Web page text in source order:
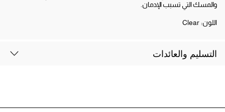
والمسك التي تسبب الإدمان.
اللون:Clear
التسليم والعائدات